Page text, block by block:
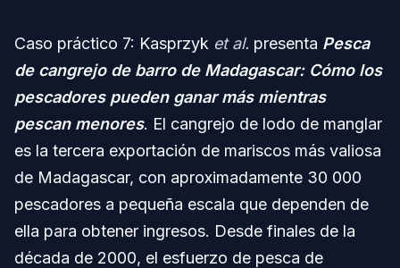
Caso práctico 7: Kasprzyk et al. presenta Pesca
de cangrejo de barro de Madagascar: Cómo los
pescadores pueden ganar más mientras
pescan menores. El cangrejo de lodo de manglar
es la tercera exportación de mariscos más valiosa
de Madagascar, con aproximadamente 30 000
pescadores a pequeña escala que dependen de
ella para obtener ingresos. Desde finales de la
década de 2000, el esfuerzo de pesca de